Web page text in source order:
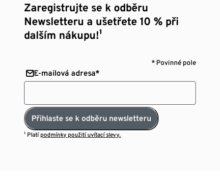
Zaregistrujte se k odběru
Newsletteru a ušetřete 10 % při
dalším nákupu!¹
* Povinné pole
E-mailová adresa*
Přihlaste se k odběru newsletteru
¹ Platí podmínky použití uvítací slevy.